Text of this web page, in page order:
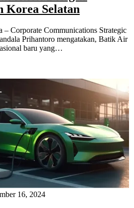
Korea Selatan
– Corporate Communications Strategic
Prihantoro mengatakan, Batik Air
baru yang…
16, 2024